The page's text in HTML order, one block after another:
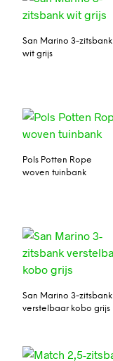
San Marino 3-zitsbank
wit grijs
Pols Potten Rope
woven tuinbank
San Marino 3-zitsbank
verstelbaar kobo grijs